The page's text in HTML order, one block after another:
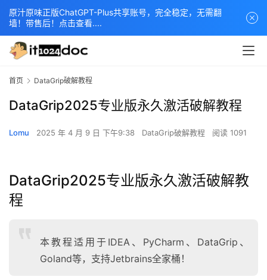
首页 DataGrip破解教程
DataGrip2025专业版永久激活破解教程
Lomu 2025 年 4 月 9 日 下午9:38 DataGrip破解教程 阅读 1091
DataGrip2025专业版永久激活破解教
程
本教程适用于IDEA、PyCharm、DataGrip、
Goland等，支持Jetbrains全家桶！
原汁原味正版ChatGPT-Plus共享账号，完全稳定，无需翻
墙！带售后！点击查看....